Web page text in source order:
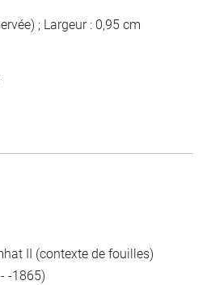
; Largeur : 0,95 cm
II (contexte de fouilles)
-1865)